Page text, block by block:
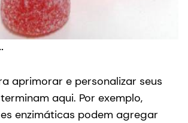
aprimorar e personalizar seus
aqui. Por exemplo,
enzimáticas podem agregar